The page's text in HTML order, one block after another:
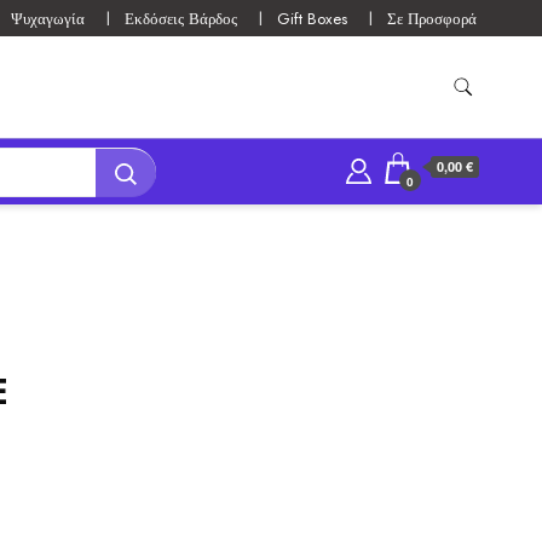
Ψυχαγωγία Εκδόσεις Βάρδος Gift Boxes Σε Προσφορά
0
0,00 €